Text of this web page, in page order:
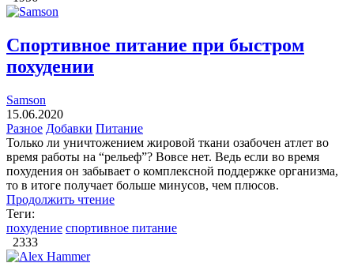
Спортивное питание при быстром
похудении
Samson
15.06.2020
Разное Добавки Питание
Только ли уничтожением жировой ткани озабочен атлет во
время работы на “рельеф”? Вовсе нет. Ведь если во время
похудения он забывает о комплексной поддержке организма,
то в итоге получает больше минусов, чем плюсов.
Продолжить чтение
Теги:
похудение спортивное питание
2333